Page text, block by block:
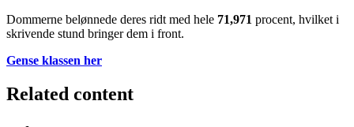
Dommerne belønnede deres ridt med hele 71,971 procent, hvilket i
skrivende stund bringer dem i front.
Gense klassen her
Related content